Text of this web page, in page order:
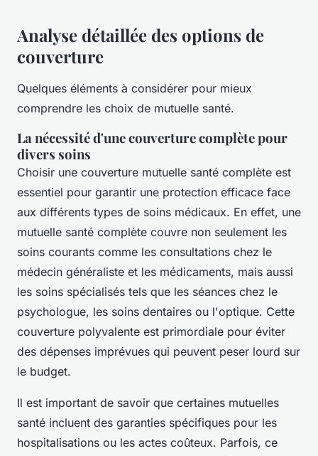
Analyse détaillée des options de
couverture
Quelques éléments à considérer pour mieux
comprendre les choix de mutuelle santé.
La nécessité d'une couverture complète pour
divers soins
Choisir une couverture mutuelle santé complète est
essentiel pour garantir une protection efficace face
aux différents types de soins médicaux. En effet, une
mutuelle santé complète couvre non seulement les
soins courants comme les consultations chez le
médecin généraliste et les médicaments, mais aussi
les soins spécialisés tels que les séances chez le
psychologue, les soins dentaires ou l'optique. Cette
couverture polyvalente est primordiale pour éviter
des dépenses imprévues qui peuvent peser lourd sur
le budget.
Il est important de savoir que certaines mutuelles
santé incluent des garanties spécifiques pour les
hospitalisations ou les actes coûteux. Parfois, ce